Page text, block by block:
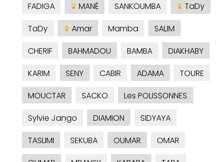
FADIGA
MANÉ SANKOUMBA
TaDy
TaDy
Amar Mamba
SALIM
CHERIF
BAHMADOU BAMBA
DIAKHABY
KARIM
SENY CABIR ADAMA
TOURE
MOUCTAR
SACKO
Les POLISSONNES
Sylvie Jango
DIAMION
SIDYAYA
TASLIMI
SEKUBA OUMAR
OMAR